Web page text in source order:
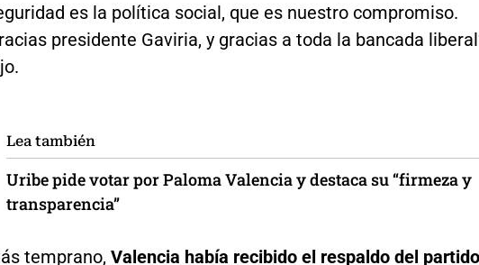
es la política social, que es nuestro compromiso.
presidente Gaviria, y gracias a toda la bancada
Lea también
Uribe pide votar por Paloma Valencia y destaca su “firmeza y
transparencia”
temprano, Valencia había recibido el respaldo del partido